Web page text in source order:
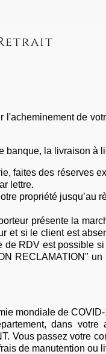
de
banque, la livraison à
faites des réserves
lettre.
propriété jusqu’au
présente la
et si le client est
RDV est possible
RECLAMATION"
mondiale de COVID-
dans votre
Vous passez votre
de manutention ou